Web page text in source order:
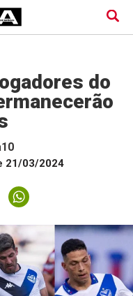
do
21/03/2024